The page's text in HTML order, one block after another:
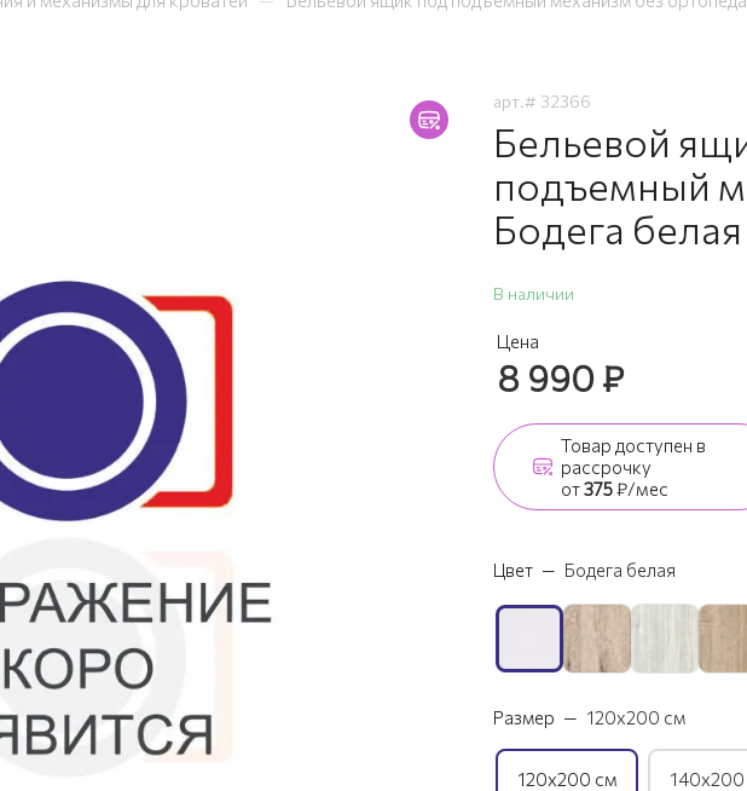
арт.# 32366
Бельевой
подъемный
Бодега
В наличии
Цена
8 990₽
Товар доступен в
рассрочку
от375₽/мес
Цвет — Бодега белая
Размер — 120х200 см
120х200 см